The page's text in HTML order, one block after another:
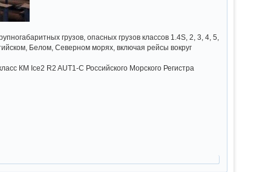
грузов, опасных грузов классов 1.4S, 2, 3, 4, 5,
Белом, Северном морях, включая рейсы вокруг
КМ Ice2 R2 AUT1-C Российского Морского Регистра